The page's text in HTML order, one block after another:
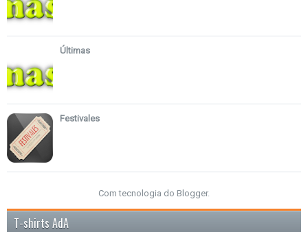
Últimas
Festivales
Com tecnologia do Blogger.
T-shirts AdA